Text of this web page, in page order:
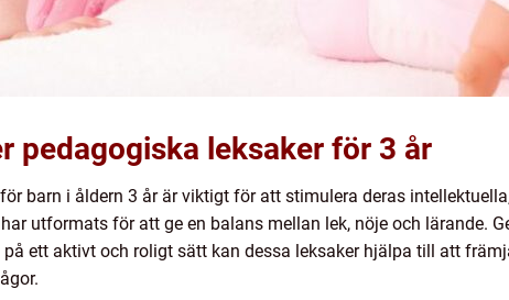
pedagogiska leksaker för 3 år
barn i åldern 3 år är viktigt för att stimulera deras
utformats för att ge en balans mellan lek, nöje och lärande.
ett aktivt och roligt sätt kan dessa leksaker hjälpa till att